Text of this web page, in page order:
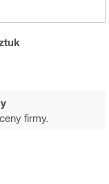
firmy.